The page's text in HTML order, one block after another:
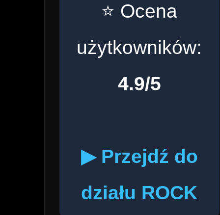
⭐ Ocena
użytkowników:
4.9/5
▶ Przejdź do
działu ROCK